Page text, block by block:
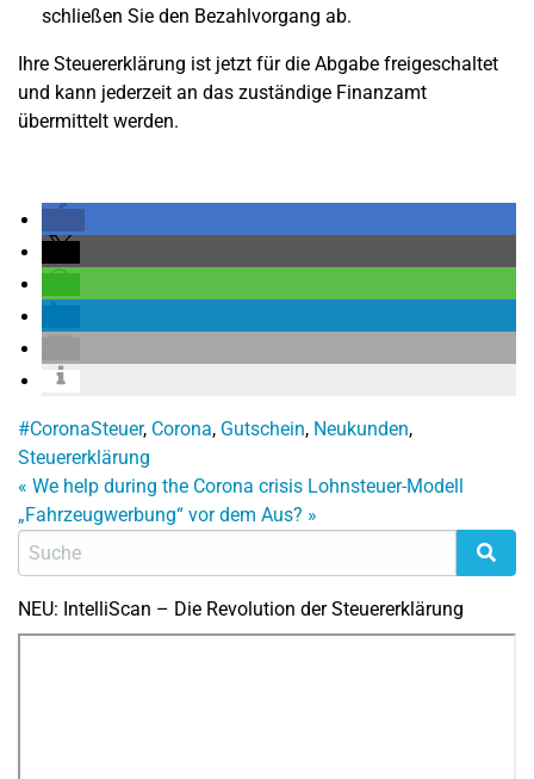
schließen Sie den Bezahlvorgang ab.
Ihre Steuererklärung ist jetzt für die Abgabe freigeschaltet
und kann jederzeit an das zuständige Finanzamt
übermittelt werden.
#CoronaSteuer, Corona, Gutschein, Neukunden,
Steuererklärung
« We help during the Corona crisis Lohnsteuer-Modell
„Fahrzeugwerbung“ vor dem Aus? »
NEU: IntelliScan – Die Revolution der Steuererklärung